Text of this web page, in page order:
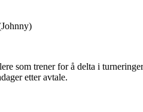
som trener for å delta i
etter avtale.